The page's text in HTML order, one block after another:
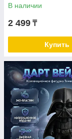
пластик
В наличии
2 499 ₸
Купить